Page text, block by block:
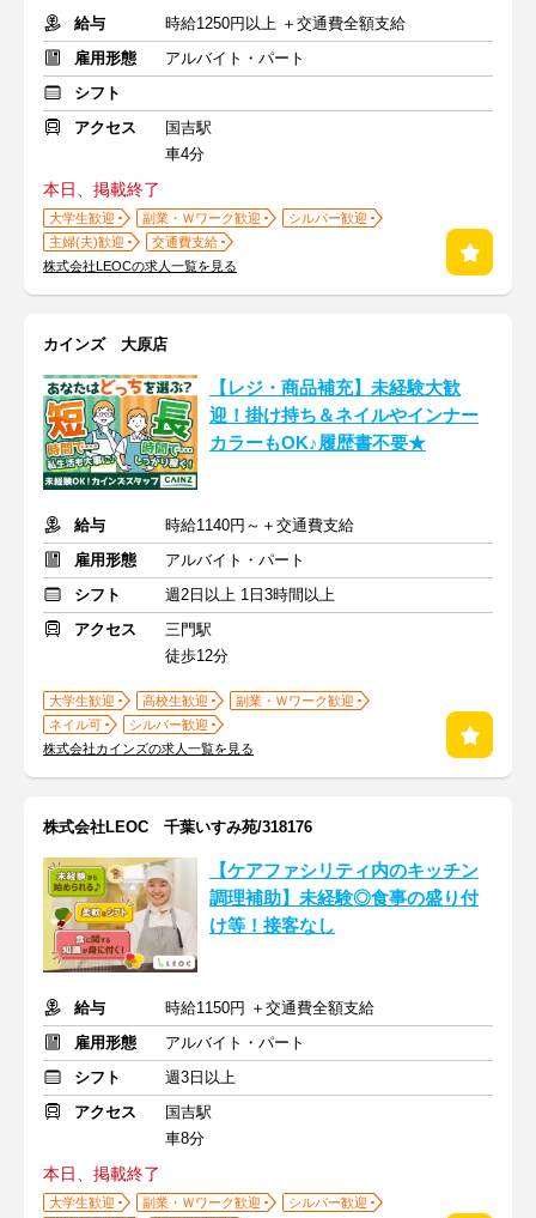
給与
時給1250円以上 ＋交通費全額支給
雇用形態
アルバイト・パート
シフト
アクセス
国吉駅
車4分
本日、掲載終了
大学生歓迎 副業・Ｗワーク歓迎
シルバー歓迎
主婦(夫)歓迎
交通費支給
株式会社LEOCの求人一覧を見る
カインズ 大原店
【レジ・商品補充】未経験大歓
迎！掛け持ち＆ネイルやインナー
カラーもOK♪履歴書不要★
給与
時給1140円～＋交通費支給
雇用形態
アルバイト・パート
シフト
週2日以上 1日3時間以上
アクセス
三門駅
徒歩12分
大学生歓迎 高校生歓迎
副業・Ｗワーク歓迎
ネイル可
シルバー歓迎
株式会社カインズの求人一覧を見る
株式会社LEOC 千葉いすみ苑/318176
【ケアファシリティ内のキッチン
調理補助】未経験◎食事の盛り付
け等！接客なし
給与
時給1150円 ＋交通費全額支給
雇用形態
アルバイト・パート
シフト
週3日以上
アクセス
国吉駅
車8分
本日、掲載終了
大学生歓迎 副業・Ｗワーク歓迎
シルバー歓迎